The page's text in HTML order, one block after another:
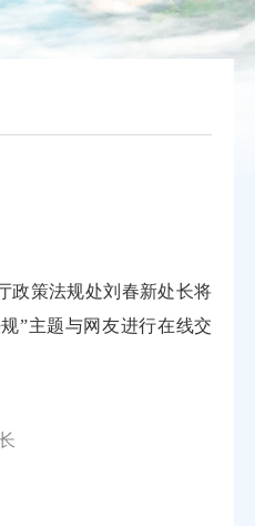
政策法规处刘春新处长将
”主题与网友进行在线交